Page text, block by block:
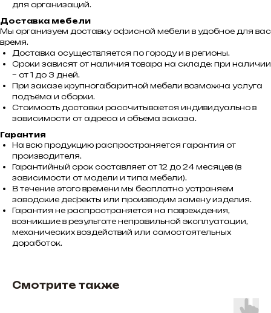
для организаций.
Доставка мебели
Мы организуем доставку офисной мебели в удобное для вас
время.
Доставка осуществляется по городу и в регионы.
Сроки зависят от наличия товара на складе: при наличии
– от 1 до 3 дней.
При заказе крупногабаритной мебели возможна услуга
подъёма и сборки.
Стоимость доставки рассчитывается индивидуально в
зависимости от адреса и объема заказа.
Гарантия
На всю продукцию распространяется гарантия от
производителя.
Гарантийный срок составляет от 12 до 24 месяцев (в
зависимости от модели и типа мебели).
В течение этого времени мы бесплатно устраняем
заводские дефекты или производим замену изделия.
Гарантия не распространяется на повреждения,
возникшие в результате неправильной эксплуатации,
механических воздействий или самостоятельных
доработок.
Смотрите также